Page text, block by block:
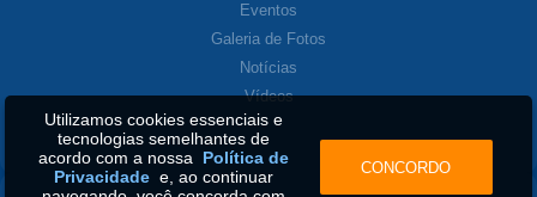
Eventos
Galeria de Fotos
Notícias
Vídeos
Utilizamos cookies essenciais e
tecnologias semelhantes de
acordo com a nossa Política de
Privacidadee, ao continuar
CONCORDO